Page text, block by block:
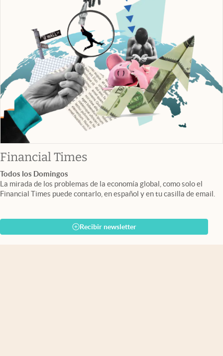
Financial Timesabre en nueva pestaña
Todos los Domingos
La mirada de los problemas de la economía global, como solo el
Financial Times puede contarlo, en español y en tu casilla de email.
Recibir newsletter